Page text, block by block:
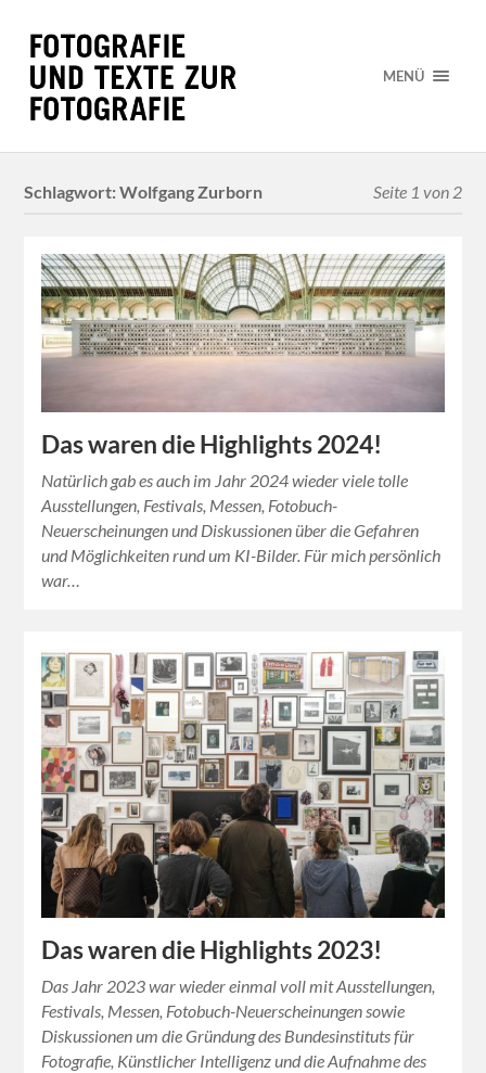
MENÜ
Schlagwort:Wolfgang Zurborn Seite 1 von 2
Das waren die Highlights 2024!
Natürlich gab es auch im Jahr 2024 wieder viele tolle
Ausstellungen, Festivals, Messen, Fotobuch-
Neuerscheinungen und Diskussionen über die Gefahren
und Möglichkeiten rund um KI-Bilder. Für mich persönlich
war…
Das waren die Highlights 2023!
Das Jahr 2023 war wieder einmal voll mit Ausstellungen,
Festivals, Messen, Fotobuch-Neuerscheinungen sowie
Diskussionen um die Gründung des Bundesinstituts für
Fotografie, Künstlicher Intelligenz und die Aufnahme des